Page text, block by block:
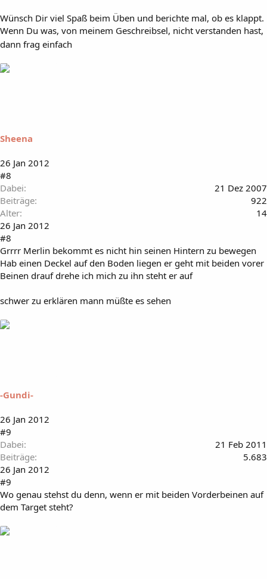
Wünsch Dir viel Spaß beim Üben und berichte mal, ob es klappt.
Wenn Du was, von meinem Geschreibsel, nicht verstanden hast,
dann frag einfach
Sheena
26 Jan 2012
#8
Dabei
21 Dez 2007
Beiträge
922
Alter
14
26 Jan 2012
#8
Grrrr Merlin bekommt es nicht hin seinen Hintern zu bewegen
Hab einen Deckel auf den Boden liegen er geht mit beiden vorer
Beinen drauf drehe ich mich zu ihn steht er auf
schwer zu erklären mann müßte es sehen
-Gundi-
26 Jan 2012
#9
Dabei
21 Feb 2011
Beiträge
5.683
26 Jan 2012
#9
Wo genau stehst du denn, wenn er mit beiden Vorderbeinen auf
dem Target steht?